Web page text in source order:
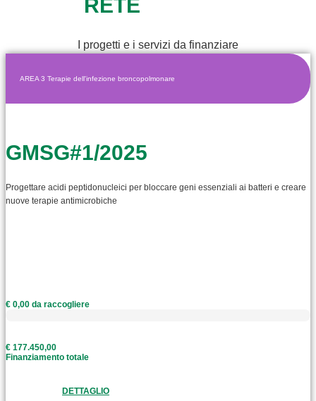
RETE
I progetti e i servizi da finanziare
AREA 3 Terapie dell'infezione broncopolmonare
GMSG#1/2025
Progettare acidi peptidonucleici per bloccare geni essenziali ai batteri e creare
nuove terapie antimicrobiche
€ 0,00 da raccogliere
€ 177.450,00
Finanziamento totale
DETTAGLIO